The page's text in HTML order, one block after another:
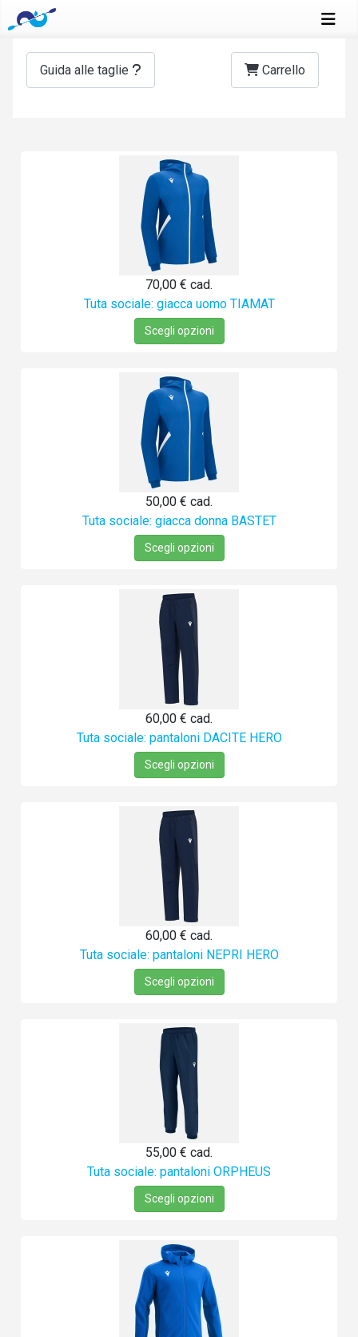
Guida alle taglie Carrello
70,00 € cad.
Tuta sociale: giacca uomo TIAMAT
Scegli opzioni
50,00 € cad.
Tuta sociale: giacca donna BASTET
Scegli opzioni
60,00 € cad.
Tuta sociale: pantaloni DACITE HERO
Scegli opzioni
60,00 € cad.
Tuta sociale: pantaloni NEPRI HERO
Scegli opzioni
55,00 € cad.
Tuta sociale: pantaloni ORPHEUS
Scegli opzioni